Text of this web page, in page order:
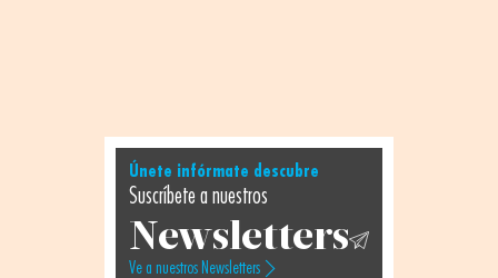
Únete infórmate descubre
Suscríbete a nuestros
Newsletters
Ve a nuestros Newsletters